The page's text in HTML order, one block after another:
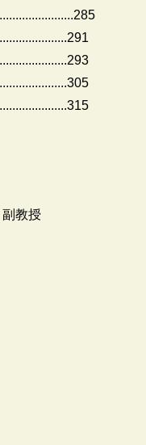
教授